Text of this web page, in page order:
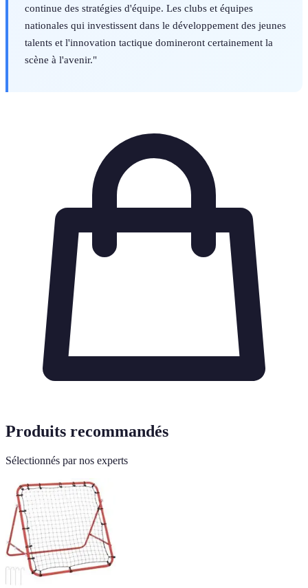
continue des stratégies d'équipe. Les clubs et équipes
nationales qui investissent dans le développement des jeunes
talents et l'innovation tactique domineront certainement la
scène à l'avenir."
Produits recommandés
Sélectionnés par nos experts